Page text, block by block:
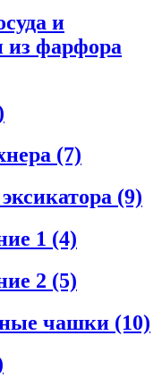
и
из фарфора
(7)
(9)
1 (4)
2 (5)
чашки (10)